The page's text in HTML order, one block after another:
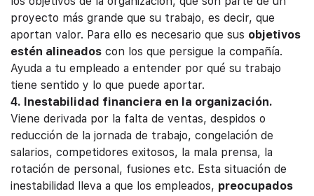
proyecto más grande que su trabajo, es decir, que
aportan valor. Para ello es necesario que sus objetivos
estén alineados con los que persigue la compañía.
Ayuda a tu empleado a entender por qué su trabajo
tiene sentido y lo que puede aportar.
4. Inestabilidad financiera en la organización.
Viene derivada por la falta de ventas, despidos o
reducción de la jornada de trabajo, congelación de
salarios, competidores exitosos, la mala prensa, la
rotación de personal, fusiones etc. Esta situación de
inestabilidad lleva a que los empleados, preocupados